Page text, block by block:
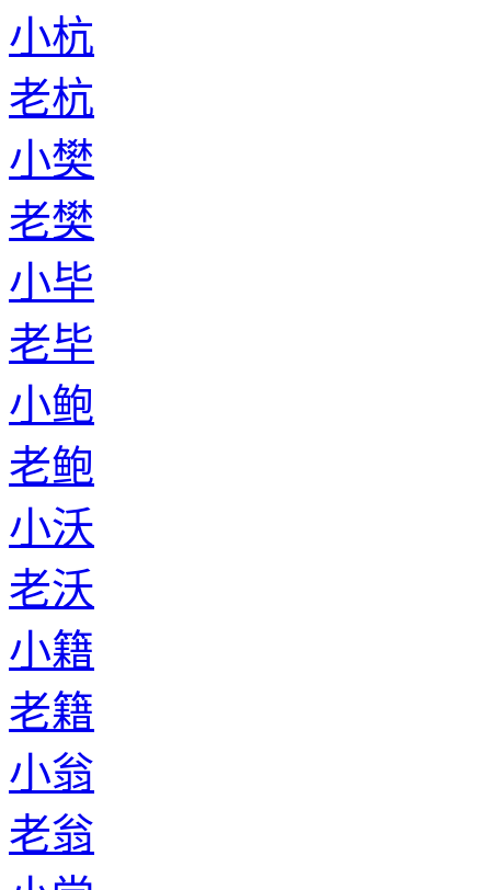
小杭
老杭
小樊
老樊
小毕
老毕
小鲍
老鲍
小沃
老沃
小籍
老籍
小翁
老翁